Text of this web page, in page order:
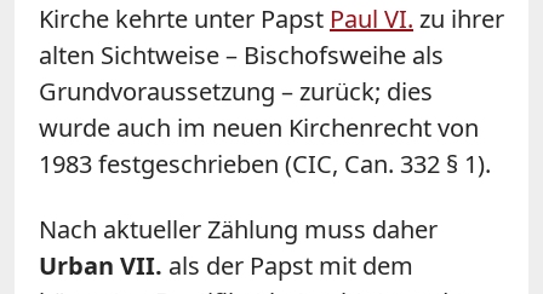
Kirche kehrte unter Papst Paul VI. zu ihrer
alten Sichtweise – Bischofsweihe als
Grundvoraussetzung – zurück; dies
wurde auch im neuen Kirchenrecht von
1983 festgeschrieben (CIC, Can. 332 § 1).
Nach aktueller Zählung muss daher
Urban VII. als der Papst mit dem